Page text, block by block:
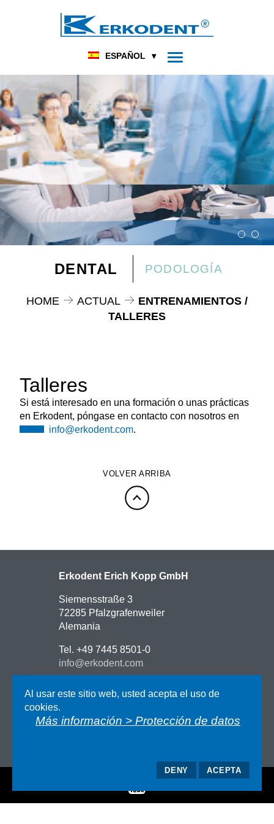
ESPAÑOL
DENTAL PODOLOGÍA
HOME ACTUAL
ENTRENAMIENTOS /
TALLERES
Talleres
Si está interesado en una formación o unas prácticas
en Erkodent, póngase en contacto con nosotros en
info@erkodent.com.
VOLVER ARRIBA
Erkodent Erich Kopp GmbH
Siemensstraße 3
72285 Pfalzgrafenweiler
Alemania
Tel. +49 7445 8501-0
info@erkodent.com
Como llegar
Imprenta
Protección de datos
Al usar este sitio web, usted acepta el uso de
cookies.
Más información > Protección de datos
DENY ACEPTA